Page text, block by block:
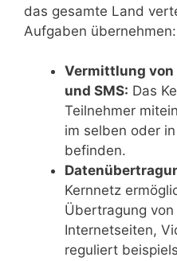
das gesamte Land
Aufgaben übernehmen:
Vermittlung von
und SMS: Das
Teilnehmer
im selben oder
befinden.
Kernnetz
Übertragung
Internetseiten,
reguliert